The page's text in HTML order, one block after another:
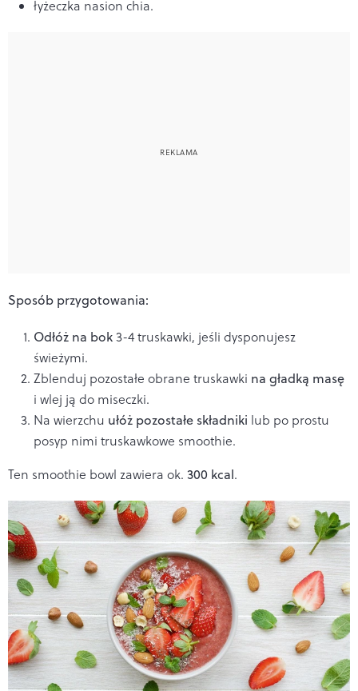
łyżeczka nasion chia.
Sposób przygotowania:
Odłóż na bok3-4 truskawki, jeśli dysponujesz
świeżymi.
Zblenduj pozostałe obrane truskawki na gładką masę
i wlej ją do miseczki.
Na wierzchu ułóż pozostałe składniki lub po prostu
posyp nimi truskawkowe smoothie.
Ten smoothie bowl zawiera ok. 300 kcal.